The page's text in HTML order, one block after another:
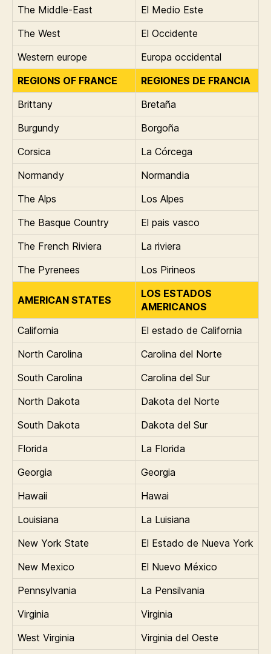
The Middle-East
El Medio Este
The West
El Occidente
Western europe
Europa occidental
REGIONS OF FRANCE
REGIONES DE FRANCIA
Brittany
Bretaña
Burgundy
Borgoña
Corsica
La Córcega
Normandy
Normandia
The Alps
Los Alpes
The Basque Country
El pais vasco
The French Riviera
La riviera
The Pyrenees
Los Pirineos
AMERICAN STATES
LOS ESTADOS
AMERICANOS
California
El estado de California
North Carolina
Carolina del Norte
South Carolina
Carolina del Sur
North Dakota
Dakota del Norte
South Dakota
Dakota del Sur
Florida
La Florida
Georgia
Georgia
Hawaii
Hawai
Louisiana
La Luisiana
New York State
El Estado de Nueva York
New Mexico
El Nuevo México
Pennsylvania
La Pensilvania
Virginia
Virginia
West Virginia
Virginia del Oeste